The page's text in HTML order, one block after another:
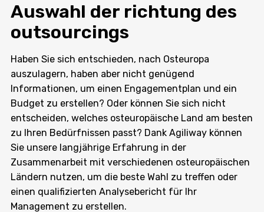
Auswahl der richtung des
outsourcings
Haben Sie sich entschieden, nach Osteuropa
auszulagern, haben aber nicht genügend
Informationen, um einen Engagementplan und ein
Budget zu erstellen? Oder können Sie sich nicht
entscheiden, welches osteuropäische Land am besten
zu Ihren Bedürfnissen passt? Dank Agiliway können
Sie unsere langjährige Erfahrung in der
Zusammenarbeit mit verschiedenen osteuropäischen
Ländern nutzen, um die beste Wahl zu treffen oder
einen qualifizierten Analysebericht für Ihr
Management zu erstellen.